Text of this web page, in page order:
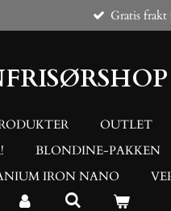
Gratis
OUTLET
BLONDINE-PAKKEN
IRON NANO